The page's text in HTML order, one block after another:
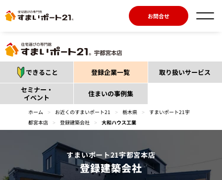
お問合せ
できること 登録企業一覧
取り扱いサービス
セミナー・
イベント
住まいの事例集
ホーム > お近くのすまいポート21 > 栃木県 >
すまいポート21宇
都宮本店
> 登録建築会社 > 大和ハウス工業
すまいポート21宇都宮本店
登録建築会社